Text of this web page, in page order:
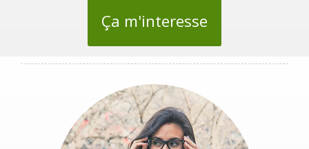
Ça m'interesse